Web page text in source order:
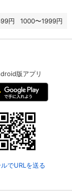
円 1000〜1999円
版アプリ
ルでURLを送る